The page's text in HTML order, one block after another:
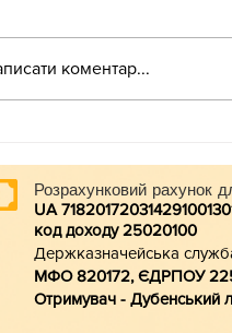
коментар...
Розрахунковий рахунок
UA
код доходу 25020100
Держказначейська
МФО 820172, ЄДРПОУ
Отримувач - Дубенський